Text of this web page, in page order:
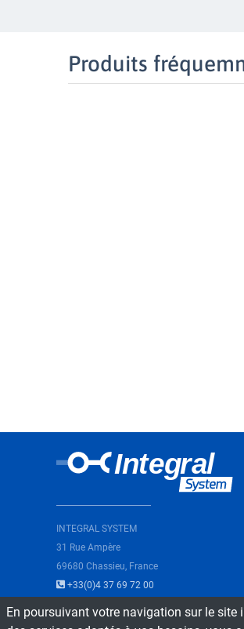
Produits
INTEGRAL SYSTEM
31 Rue Ampère
69680 Chassieu, France
+33(0)4 37 69 72 00
En poursuivant votre navigation sur le